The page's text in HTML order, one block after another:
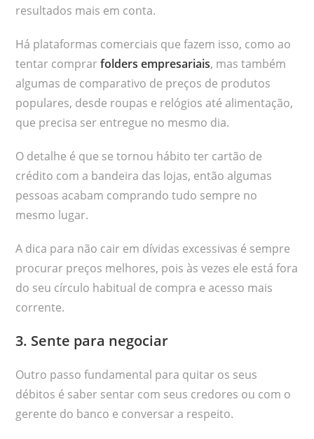
resultados mais em conta.
Há plataformas comerciais que fazem isso, como ao
tentar comprarfolders empresariais, mas também
algumas de comparativo de preços de produtos
populares, desde roupas e relógios até alimentação,
que precisa ser entregue no mesmo dia.
O detalhe é que se tornou hábito ter cartão de
crédito com a bandeira das lojas, então algumas
pessoas acabam comprando tudo sempre no
mesmo lugar.
A dica para não cair em dívidas excessivas é sempre
procurar preços melhores, pois às vezes ele está fora
do seu círculo habitual de compra e acesso mais
corrente.
3. Sente para negociar
Outro passo fundamental para quitar os seus
débitos é saber sentar com seus credores ou com o
gerente do banco e conversar a respeito.